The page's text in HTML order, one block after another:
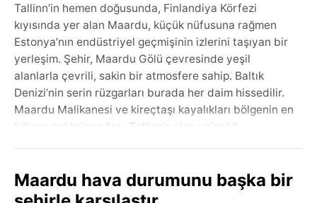
Tallinn’in hemen doğusunda, Finlandiya Körfezi
kıyısında yer alan Maardu, küçük nüfusuna rağmen
Estonya’nın endüstriyel geçmişinin izlerini taşıyan bir
yerleşim. Şehir, Maardu Gölü çevresinde yeşil
alanlarla çevrili, sakin bir atmosfere sahip. Baltık
Denizi’nin serin rüzgarları burada her daim hissedilir.
Maardu Malikanesi ve kireçtaşı kayalıkları bölgenin en
bilinen noktalarından. Tallinn’e olan yakınlığı
kaçış noktasıdır.
Maardu hava durumunu başka bir